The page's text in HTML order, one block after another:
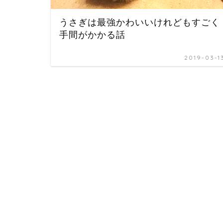
うさぎは最強かわいいけれどもすごく
手間がかかる話
2019-03-